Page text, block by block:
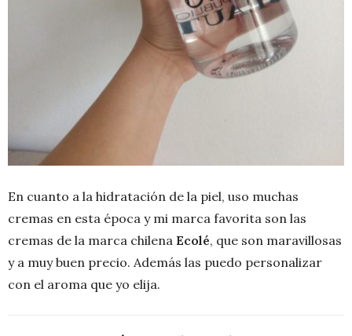
En cuanto a la hidratación de la piel, uso muchas
cremas en esta época y mi marca favorita son las
cremas de la marca chilena Ecolé, que son maravillosas
y a muy buen precio. Además las puedo personalizar
con el aroma que yo elija.